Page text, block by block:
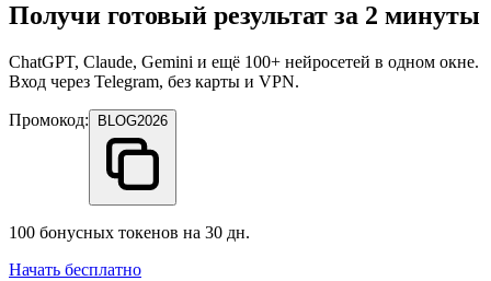
Получи готовый результат за 2 минуты
ChatGPT, Claude, Gemini и ещё 100+ нейросетей в одном окне.
Вход через Telegram, без карты и VPN.
Промокод: BLOG2026
100 бонусных токенов на 30 дн.
Начать бесплатно